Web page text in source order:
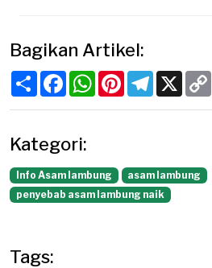
Bagikan Artikel:
ShareFacebookWhatsApp
PinterestTelegram
X
Kategori:
Info Asam lambung
asam lambung
penyebab asam lambung naik
Tags: